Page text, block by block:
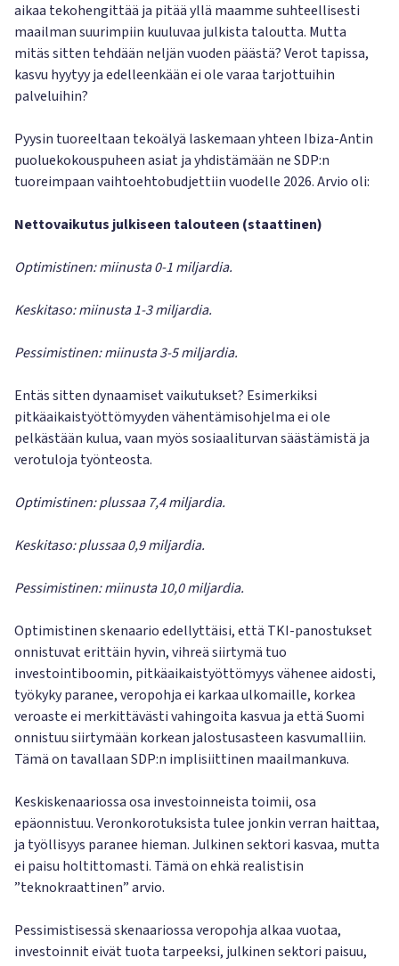
aikaa tekohengittää ja pitää yllä maamme suhteellisesti
maailman suurimpiin kuuluvaa julkista taloutta. Mutta
mitäs sitten tehdään neljän vuoden päästä? Verot tapissa,
kasvu hyytyy ja edelleenkään ei ole varaa tarjottuihin
palveluihin?
Pyysin tuoreeltaan tekoälyä laskemaan yhteen Ibiza-Antin
puoluekokouspuheen asiat ja yhdistämään ne SDP:n
tuoreimpaan vaihtoehtobudjettiin vuodelle 2026. Arvio oli:
Nettovaikutus julkiseen talouteen (staattinen)
Optimistinen: miinusta 0-1 miljardia.
Keskitaso: miinusta 1-3 miljardia.
Pessimistinen: miinusta 3-5 miljardia.
Entäs sitten dynaamiset vaikutukset? Esimerkiksi
pitkäaikaistyöttömyyden vähentämisohjelma ei ole
pelkästään kulua, vaan myös sosiaaliturvan säästämistä ja
verotuloja työnteosta.
Optimistinen: plussaa 7,4 miljardia.
Keskitaso: plussaa 0,9 miljardia.
Pessimistinen: miinusta 10,0 miljardia.
Optimistinen skenaario edellyttäisi, että TKI-panostukset
onnistuvat erittäin hyvin, vihreä siirtymä tuo
investointiboomin, pitkäaikaistyöttömyys vähenee aidosti,
työkyky paranee, veropohja ei karkaa ulkomaille, korkea
veroaste ei merkittävästi vahingoita kasvua ja että Suomi
onnistuu siirtymään korkean jalostusasteen kasvumalliin.
Tämä on tavallaan SDP:n implisiittinen maailmankuva.
Keskiskenaariossa osa investoinneista toimii, osa
epäonnistuu. Veronkorotuksista tulee jonkin verran haittaa,
ja työllisyys paranee hieman. Julkinen sektori kasvaa, mutta
ei paisu holtittomasti. Tämä on ehkä realistisin
”teknokraattinen” arvio.
Pessimistisessä skenaariossa veropohja alkaa vuotaa,
investoinnit eivät tuota tarpeeksi, julkinen sektori paisuu,